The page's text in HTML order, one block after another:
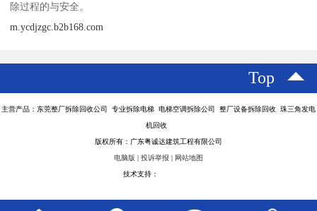
除过程的与安全。
m.ycdjzgc.b2b168.com
Top
主营产品：东莞整厂拆除回收公司 专业拆除电梯 电梯空调拆除公司 整厂设备拆除回收 珠三角发电
机回收
版权所有：广东粤诚达建筑工程有限公司
电脑版 | 投诉举报 | 网站地图
技术支持：